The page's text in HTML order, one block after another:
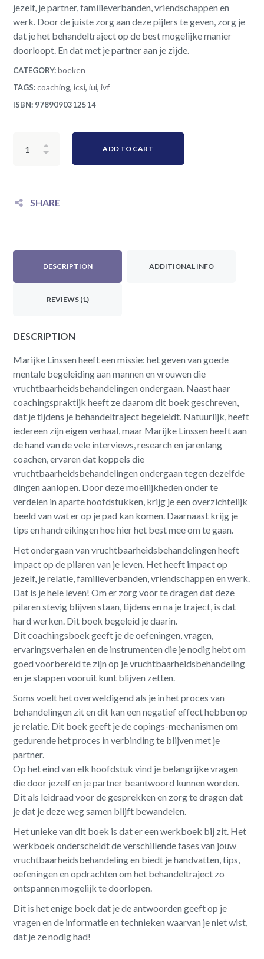
jezelf, je partner, familieverbanden, vriendschappen en
werk. Door de juiste zorg aan deze pijlers te geven, zorg je
dat je het behandeltraject op de best mogelijke manier
doorloopt. En dat met je partner aan je zijde.
CATEGORY:boeken
TAGS:coaching,icsi,iui,ivf
ISBN: 9789090312514
ADD TO CART
SHARE
DESCRIPTION ADDITIONAL INFO
REVIEWS (1)
DESCRIPTION
Marijke Linssen heeft een missie: het geven van goede
mentale begeleiding aan mannen en vrouwen die
vruchtbaarheidsbehandelingen ondergaan. Naast haar
coachingspraktijk heeft ze daarom dit boek geschreven,
dat je tijdens je behandeltraject begeleidt. Natuurlijk, heeft
iedereen zijn eigen verhaal, maar Marijke Linssen heeft aan
de hand van de vele interviews, research en jarenlang
coachen, ervaren dat koppels die
vruchtbaarheidsbehandelingen ondergaan tegen dezelfde
dingen aanlopen. Door deze moeilijkheden onder te
verdelen in aparte hoofdstukken, krijg je een overzichtelijk
beeld van wat er op je pad kan komen. Daarnaast krijg je
tips en handreikingen hoe hier het best mee om te gaan.
Het ondergaan van vruchtbaarheidsbehandelingen heeft
impact op de pilaren van je leven. Het heeft impact op
jezelf, je relatie, familieverbanden, vriendschappen en werk.
Dat is je hele leven! Om er zorg voor te dragen dat deze
pilaren stevig blijven staan, tijdens en na je traject, is dat
hard werken. Dit boek begeleid je daarin.
Dit coachingsboek geeft je de oefeningen, vragen,
ervaringsverhalen en de instrumenten die je nodig hebt om
goed voorbereid te zijn op je vruchtbaarheidsbehandeling
en je stappen vooruit kunt blijven zetten.
Soms voelt het overweldigend als je in het proces van
behandelingen zit en dit kan een negatief effect hebben op
je relatie. Dit boek geeft je de copings-mechanismen om
gedurende het proces in verbinding te blijven met je
partner.
Op het eind van elk hoofdstuk vind je belangrijke vragen
die door jezelf en je partner beantwoord kunnen worden.
Dit als leidraad voor de gesprekken en zorg te dragen dat
je dat je deze weg samen blijft bewandelen.
Het unieke van dit boek is dat er een werkboek bij zit. Het
werkboek onderscheidt de verschillende fases van jouw
vruchtbaarheidsbehandeling en biedt je handvatten, tips,
oefeningen en opdrachten om het behandeltraject zo
ontspannen mogelijk te doorlopen.
Dit is het enige boek dat je de antwoorden geeft op je
vragen en de informatie en technieken waarvan je niet wist,
dat je ze nodig had!